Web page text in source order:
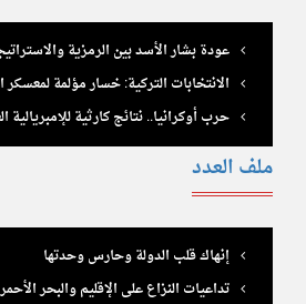
عودة بشار الأسد بين الرمزية
الانتخابات التركية: خسار مؤلمة لمعسكر
حرب أوكرانيا.. نتائج كارثية للإمبريالية
ملف العدد
إنهاك قلب الدولة وحارس وحدتها
تداعيات النزاع على الإقليم والبحر الأحمر